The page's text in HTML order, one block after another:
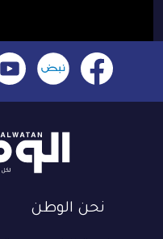
نحن الوطن